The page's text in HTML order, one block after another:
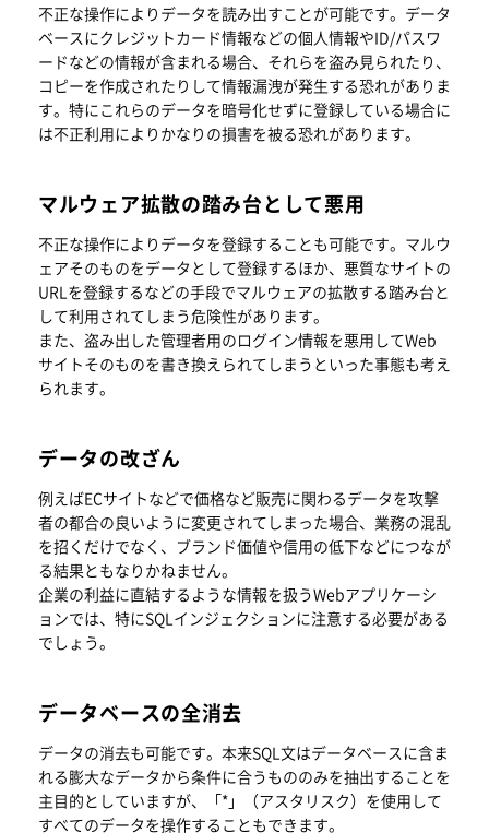
不正な操作によりデータを読み出すことが可能です。データ
ベースにクレジットカード情報などの個人情報やID/パスワ
ードなどの情報が含まれる場合、それらを盗み見られたり、
コピーを作成されたりして情報漏洩が発生する恐れがありま
す。特にこれらのデータを暗号化せずに登録している場合に
は不正利用によりかなりの損害を被る恐れがあります。
マルウェア拡散の踏み台として悪用
不正な操作によりデータを登録することも可能です。マルウ
ェアそのものをデータとして登録するほか、悪質なサイトの
URLを登録するなどの手段でマルウェアの拡散する踏み台と
して利用されてしまう危険性があります。
また、盗み出した管理者用のログイン情報を悪用してWeb
サイトそのものを書き換えられてしまうといった事態も考え
られます。
データの改ざん
例えばECサイトなどで価格など販売に関わるデータを攻撃
者の都合の良いように変更されてしまった場合、業務の混乱
を招くだけでなく、ブランド価値や信用の低下などにつなが
る結果ともなりかねません。
企業の利益に直結するような情報を扱うWebアプリケーシ
ョンでは、特にSQLインジェクションに注意する必要がある
でしょう。
データベースの全消去
データの消去も可能です。本来SQL文はデータベースに含ま
れる膨大なデータから条件に合うもののみを抽出することを
主目的としていますが、「*」（アスタリスク）を使用して
すべてのデータを操作することもできます。